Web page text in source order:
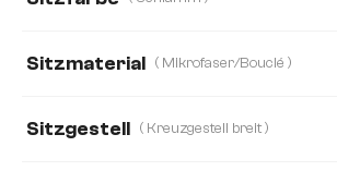
Sitzmaterial ( Mikrofaser/Bouclé )
Sitzgestell ( Kreuzgestell breit )